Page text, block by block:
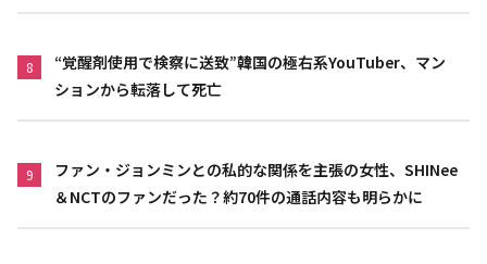
8
“覚醒剤使用で検察に送致”韓国の極右系YouTuber、マン
ションから転落して死亡
9
ファン・ジョンミンとの私的な関係を主張の女性、SHINee
＆NCTのファンだった？約70件の通話内容も明らかに